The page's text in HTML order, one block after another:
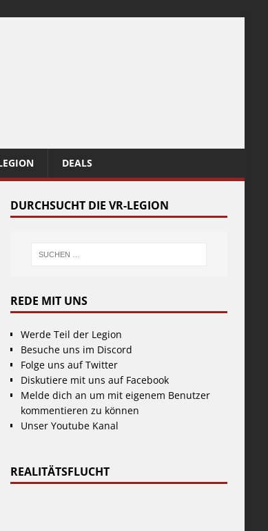
DEALS
DURCHSUCHT DIE VR-LEGION
REDE MIT UNS
Werde Teil der Legion
Besuche uns im Discord
Folge uns auf Twitter
Diskutiere mit uns auf Facebook
Melde dich an um mit eigenem Benutzer
kommentieren zu können
Unser Youtube Kanal
REALITÄTSFLUCHT